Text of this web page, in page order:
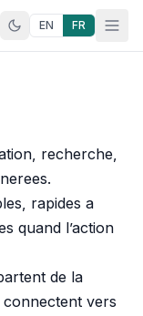
EN FR
recherche,
rapides a
quand l’action
de la
connectent vers